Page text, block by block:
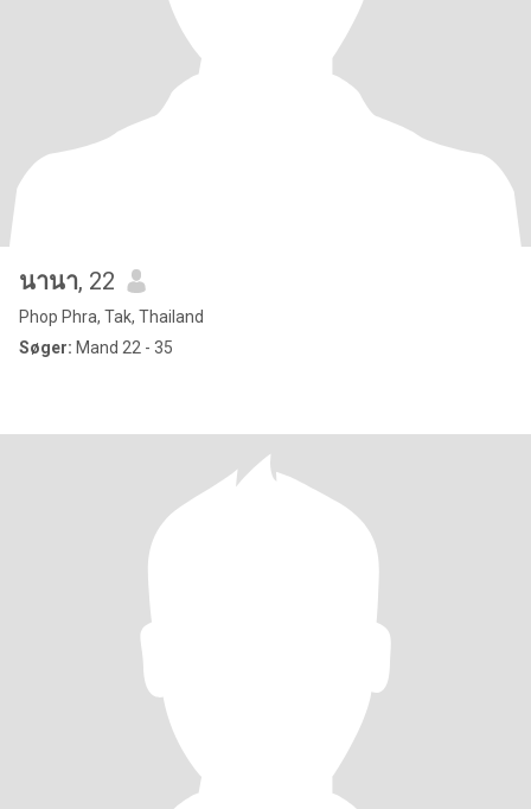
นานา, 22
Phop Phra, Tak, Thailand
Søger: Mand 22 - 35